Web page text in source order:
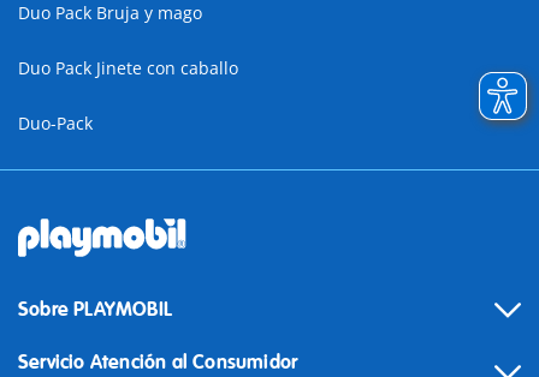
Duo Pack Bruja y mago
Duo Pack Jinete con caballo
Duo-Pack
Sobre PLAYMOBIL
Servicio Atención al Consumidor